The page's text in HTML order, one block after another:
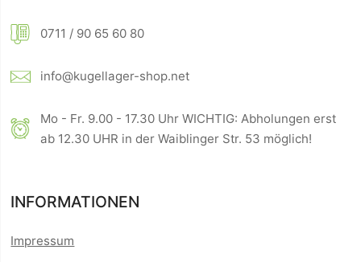
0711 / 90 65 60 80
info@kugellager-shop.net
Mo - Fr. 9.00 - 17.30 Uhr WICHTIG: Abholungen erst
ab 12.30 UHR in der Waiblinger Str. 53 möglich!
INFORMATIONEN
Impressum